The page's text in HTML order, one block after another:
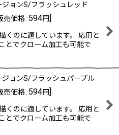
ョンS/フラッシュレッド
売価格: 594円]
くのに適しています。 応用と
とでクローム加工も可能で
ョンS/フラッシュパープル
売価格: 594円]
くのに適しています。 応用と
とでクローム加工も可能で